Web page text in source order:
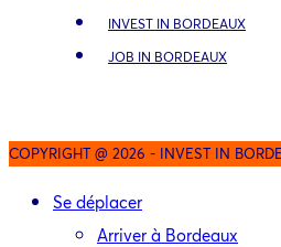
INVEST IN BORDEAUX
JOB IN BORDEAUX
COPYRIGHT @ 2026 - INVEST IN
Se déplacer
Arriver à Bordeaux